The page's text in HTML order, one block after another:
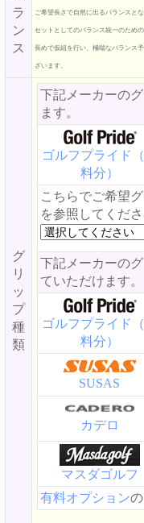
ラ
ン
ス
ご希望長さで自然に出るバランスと
セットとしてのバランス統一のための
長めで仮組を行い、極端なバランス
ざいます。
グ
リ
ッ
プ
種
類
下記メーカーのグ
ます。
ゴルフプライド
料分）
こちらでご希望
を参照してくだ
下記メーカーのグ
ていただけます。
ゴルフプライド
料分）
SUSAS
カデロ
マスダゴルフ
有料オプション